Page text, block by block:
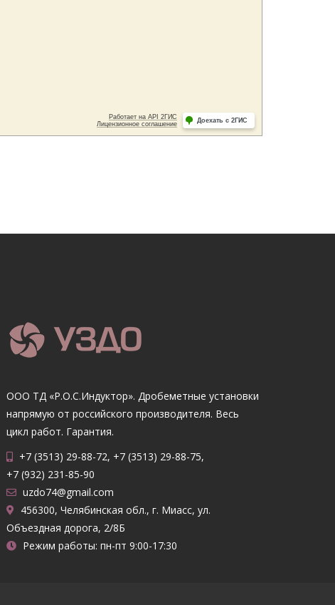
ООО ТД «Р.О.С.Индуктор». Дробеметные установки
напрямую от российского производителя. Весь
цикл работ. Гарантия.
+7 (3513) 29-88-72, +7 (3513) 29-88-75,
+7 (932) 231-85-90
uzdo74@gmail.com
456300, Челябинская обл., г. Миасс, ул.
Объездная дорога, 2/8Б
Режим работы: пн-пт 9:00-17:30